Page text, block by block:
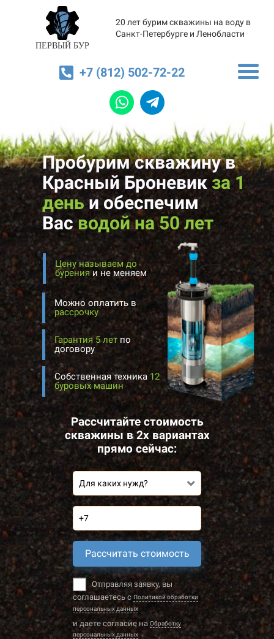
ПЕРВЫЙ БУР
20 лет бурим скважины на воду в
Санкт-Петербурге и Ленобласти
+7 (812) 502-72-22
Пробурим скважину в
Красный Броневик за 1
деньиобеспечим
Васводой на 50 лет
Цену называем до
буренияи не меняем
Собственная техника 12
буровых машин
Можно оплатить в
рассрочку
Рассчитайте стоимость
скважины в 2х вариантах
прямо сейчас:
Для каких нужд?
Рассчитать стоимость
Отправляя заявку, вы
соглашаетесь с Политикой обработки
персональных данных
и даете согласие на Обработку
персональных данных
Гарантия 5 лет по
договору